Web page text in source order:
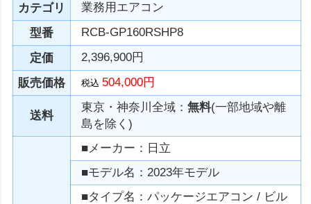
カテゴリ
業務用エアコン
型番
RCB-GP160RSHP8
定価
2,396,900円
販売価格
税込 504,000円
送料
東京・神奈川全域：無料(一部地域や離
島を除く)
■メーカー：日立
■モデル名：2023年モデル
■タイプ名：パッケージエアコン / ビル